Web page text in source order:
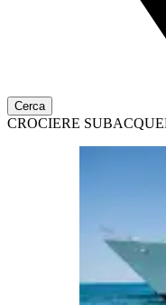
Cerca
CROCIERE